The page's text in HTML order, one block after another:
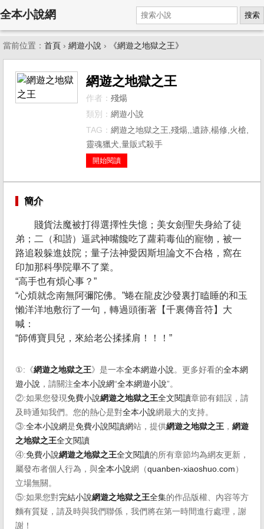
全本小說網 搜索
當前位置： 首頁 › 網遊小說 › 《網遊之地獄之王》
網遊之地獄之王
作者： 殘煬
類別： 網遊小說
TAG： 網遊之地獄之王,殘煬,,遺跡,楊修,火槍,
靈魂獵犬,量販式殺手
開始閱讀
簡介
賤貨法魔被打得選擇性失憶；美女劍聖失身給了徒
弟；二（和諧）逼武神嘴饞吃了蘿莉毒仙的寵物，被一
路追殺躲進妓院；量子法神愛因斯坦論文不合格，窩在
印加那科學院畢不了業。
“高手也有煩心事？”
“心煩就念南無阿彌陀佛。”蜷在龍皮沙發裏打瞌睡的和玉
懶洋洋地敷衍了一句，轉過頭衝著【千裏傳音符】大
喊：
“師傅寶貝兒，來給老公揉揉肩！！！”
①:《網遊之地獄之王》是一本全本網遊小說 。更多好看的全本網
遊小說 ，請關注全本小說網“全本網遊小說”。
②:如果您發現免費小說網遊之地獄之王全文閱讀章節有錯誤，請
及時通知我們。您的熱心是對全本小說網最大的支持。
③:全本小說網是免費小說閱讀網站，提供網遊之地獄之王 ， 網遊
之地獄之王全文閱讀
④:免費小說網遊之地獄之王全文閱讀的所有章節均為網友更新，
屬發布者個人行為，與全本小說網（quanben-xiaoshuo.com ）
立場無關。
⑤:如果您對完結小說網遊之地獄之王全集的作品版權、內容等方
麵有質疑，請及時與我們聯係，我們將在第一時間進行處理，謝
謝！